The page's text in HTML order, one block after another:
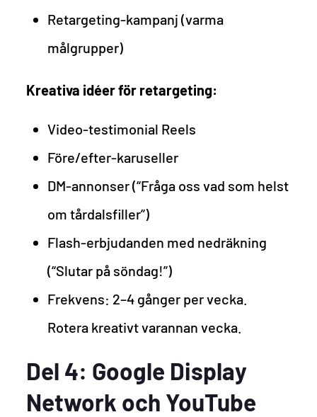
Retargeting-kampanj (varma
målgrupper)
Kreativa idéer för retargeting:
Video-testimonial Reels
Före/efter-karuseller
DM-annonser (“Fråga oss vad som helst
om tårdalsfiller”)
Flash-erbjudanden med nedräkning
(“Slutar på söndag!”)
Frekvens: 2–4 gånger per vecka.
Rotera kreativt varannan vecka.
Del 4: Google Display
Network och YouTube